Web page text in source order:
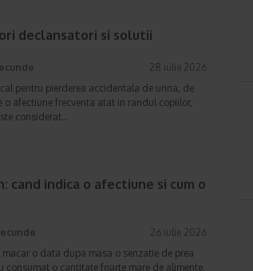
declansatori si solutii
28 iulie 2026
pentru pierderea accidentala de urina, de
o afectiune frecventa atat in randul copiilor,
considerat…
cand indica o afectiune si cum o
26 iulie 2026
o data dupa masa o senzatie de prea
consumat o cantitate foarte mare de alimente.